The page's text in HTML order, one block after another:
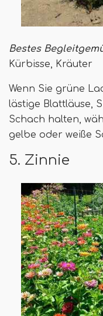
Bestes
Kürbisse, Kräuter
Wenn Sie grüne
lästige Blattläuse,
Schach halten,
gelbe oder weiße
5. Zinnie